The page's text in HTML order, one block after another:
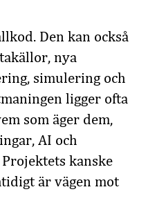
Den kan också
nya
simulering och
ligger ofta
som äger dem,
AI och
kanske
är vägen mot